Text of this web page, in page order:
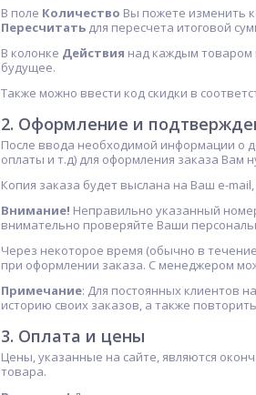
В поле Количество Вы пожете изменить
Пересчитать для пересчета итоговой
В колонке Действия над каждым товаром
будущее.
Также можно ввести код скидки в
2. Оформление и
После ввода необходимой информации о
оплаты и т.д) для оформления заказа Вам
Копия заказа будет выслана на Ваш e-
Внимание! Неправильно указанный
внимательно проверяйте Ваши
Через некоторое время (обычно в
при оформлении заказа. С менеджером
Примечание: Для постоянных клиентов
историю своих заказов, а также
3. Оплата и цены
Цены, указанные на сайте, являются
товара.